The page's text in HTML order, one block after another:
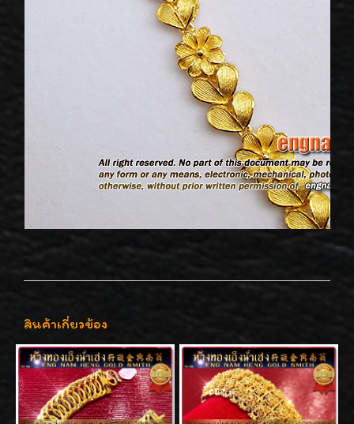
สินค้าเกี่ยวข้อง